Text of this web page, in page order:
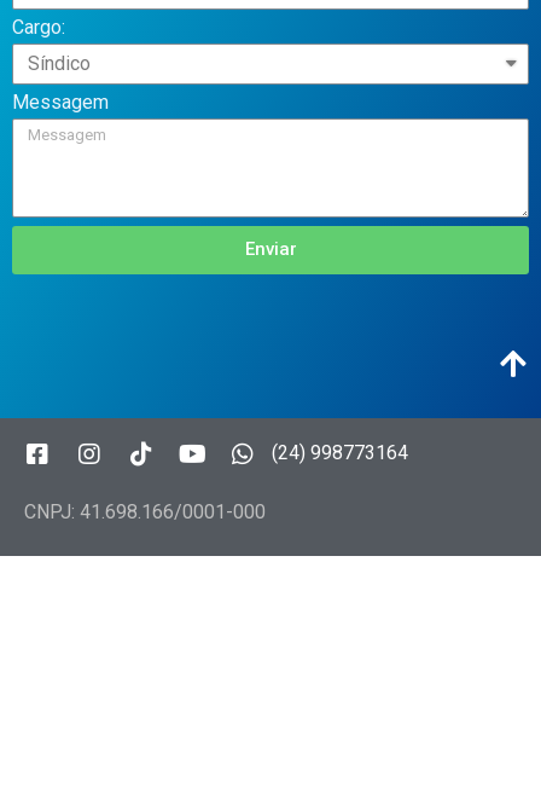
Cargo:
Messagem
Enviar
(24) 998773164
CNPJ: 41.698.166/0001-000